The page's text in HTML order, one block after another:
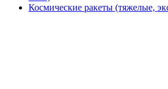
Космические ракеты (тяжелые,